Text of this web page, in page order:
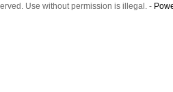
Use without permission is illegal. -